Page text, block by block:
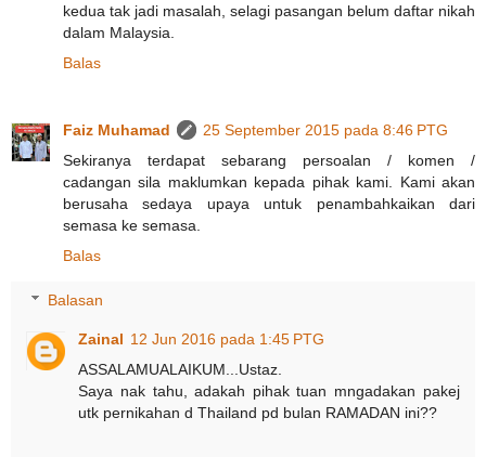
kedua tak jadi masalah, selagi pasangan belum daftar nikah
dalam Malaysia.
Balas
Faiz Muhamad
25 September 2015 pada 8:46 PTG
Sekiranya terdapat sebarang persoalan / komen /
cadangan sila maklumkan kepada pihak kami. Kami akan
berusaha sedaya upaya untuk penambahkaikan dari
semasa ke semasa.
Balas
Balasan
Zainal 12 Jun 2016 pada 1:45 PTG
ASSALAMUALAIKUM...Ustaz.
Saya nak tahu, adakah pihak tuan mngadakan pakej
utk pernikahan d Thailand pd bulan RAMADAN ini??